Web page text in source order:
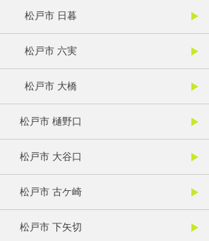
松戸市 日暮
松戸市 六実
松戸市 大橋
松戸市 樋野口
松戸市 大谷口
松戸市 古ケ崎
松戸市 下矢切